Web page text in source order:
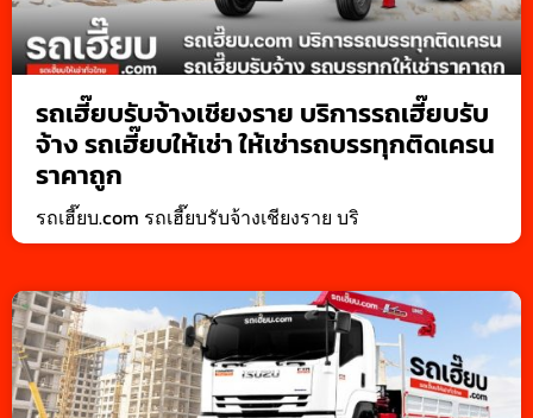
รถเฮี๊ยบรับจ้างเชียงราย บริการรถเฮี๊ยบรับ
จ้าง รถเฮี๊ยบให้เช่า ให้เช่ารถบรรทุกติดเครน
ราคาถูก
รถเฮี๊ยบ.com รถเฮี๊ยบรับจ้างเชียงราย บริ